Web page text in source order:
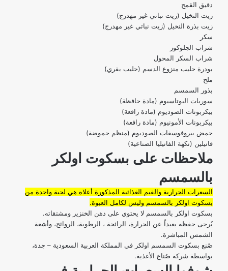
دقيق القمح
زيت النخيل (زيت نباتي غير مهدرج)
زيت بذرة النخيل (زيت نباتي غير مهدرج)
سكر
شراب الجلوكوز
شراب السكر المحول
بودرة حليب منزوع الدسم (حليب بقري)
ملح
بذور السمسم
سوربات البوتاسيوم (مادة حافظة)
بيكربونات الصوديوم (مادة رافعة)
بيكربونات الأمونيوم (مادة رافعة)
حمض بيروفوسفات الصوديوم (منظم حموضة)
فانيلين (نكهة الفانيليا الصناعية)
ملاحظات على بسكوت اولكر
بالسمسم
السعرات الحرارية والقيم الغذائية المذكورة أعلاه هي لحبة واحدة من
بسكوت اولكر بالسمسم وليس لكامل العبوة.
بسكوت اولكر بالسمسم لا يحتوي على دهن الخنزير ومشتقاته.
يُرجى حفظه بعيداً عن الحرارة، الرائحة ، الرطوبة، الروائح، وأشعة
الشمس المباشرة.
صُنع بسكوت السمسم اولكر في المملكة العربية السعودية – جدة،
بواسطة شركة صُناع الأغذية.